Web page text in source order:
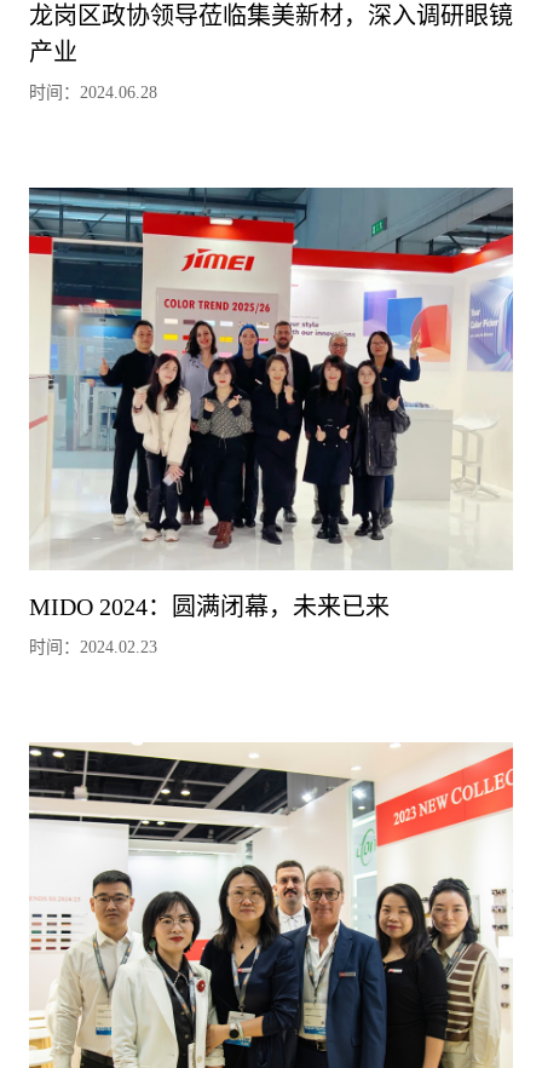
龙岗区政协领导莅临集美新材，深入调研眼镜
产业
时间：2024.06.28
MIDO 2024：圆满闭幕，未来已来
时间：2024.02.23